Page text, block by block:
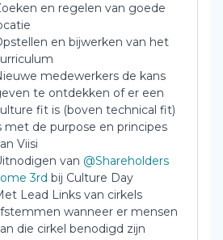
en regelen van goede
en bijwerken van het
medewerkers de kans
te ontdekken of er een
fit is (boven technical fit)
met de purpose en principes
Viisi
van @Shareholders
3rd bij Culture Day
Lead Links van cirkels
wanneer er mensen
die cirkel benodigd zijn